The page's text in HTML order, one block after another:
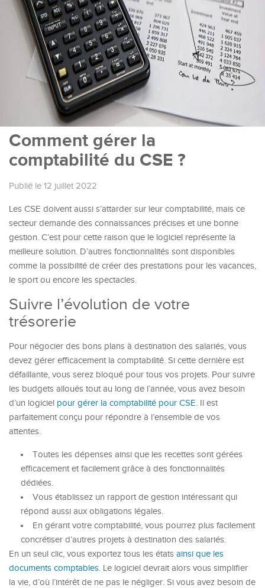
Comment gérer la
comptabilité du CSE ?
Publié le 12 juillet 2022
Les CSE doivent aussi s’attarder sur leur comptabilité, mais ce
secteur demande des connaissances précises et une bonne
gestion. C’est pour cette raison que le logiciel représente la
meilleure solution. D’autres fonctionnalités sont disponibles
comme la possibilité de créer des prestations pour les vacances,
le sport ou encore les spectacles.
Suivre l’évolution de votre
trésorerie
Pour négocier des bons plans à destination des salariés, vous
devez gérer efficacement la comptabilité. Si cette dernière est
défaillante, vous serez bloqué pour tous vos projets. Pour suivre
les budgets alloués tout au long de l’année, vous avez besoin
d’un logiciel pour gérer la comptabilité pour CSE. Il est
parfaitement conçu pour répondre à l’ensemble de vos
attentes.
Toutes les dépenses ainsi que les recettes sont gérées
efficacement et facilement grâce à des fonctionnalités
dédiées.
Vous établissez un rapport de gestion intéressant qui
répond aussi aux obligations légales.
En gérant votre comptabilité, vous pourrez plus facilement
concrétiser d’autres projets à destination des salariés.
En un seul clic, vous exportez tous les états ainsi que les
documents comptables. Le logiciel devrait alors vous simplifier
la vie, d’où l’intérêt de ne pas le négliger. Si vous avez besoin de